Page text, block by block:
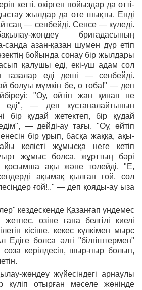
кетті, өкірген пойыздар да өтті-
жылдар да өте шықты. Енді
— сенбейді. Сенсе — күледі.
жөндеу бригадасының
азан-қазан шумен дүр етіп
бойында сонау бір жылдары
қалушы еді, екі-үш адам сол
тазалар еді деші — сенбейді.
болуы мүмкін бе, о тоба!" — деп
"Оу, өйтіп жан қинап не
еді", — деп күстаналайтынын
бір құдай жетектеп, бір құдай
— дейді-ау тағы. "Оу, өйтіп
бір ұрып, басқа жаққа, ақы-
келісті жұмысқа неге кетіп
жұмыс болса, жұрттың бәрі
қосымша ақы және төлейді. "Е,
ақымақ қылған ғой, сол
ғой!.." — деп қояды-ау ыза
кездескенде Қазанғап үндемес
өзіне ғана белгілі киелі
кісіше, кекес күлкімен мырс
Едіге болса әлгі "білгіштермен"
соза керілдесіп, шыр-пыр болып,
жөндеу жүйесіндегі арнаулы
күліп отырған мәселе жөнінде